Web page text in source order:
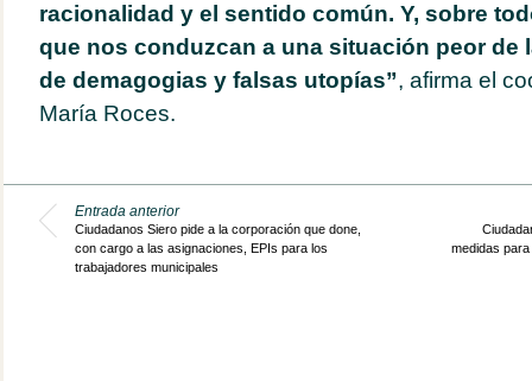
racionalidad y el sentido común. Y, sobre
que nos conduzcan a una situación peor de
de demagogias y falsas utopías”, afirma el
María Roces.
Entrada anterior
Ciudadanos Siero pide a la corporación que done,
con cargo a las asignaciones, EPIs para los
trabajadores municipales
medidas